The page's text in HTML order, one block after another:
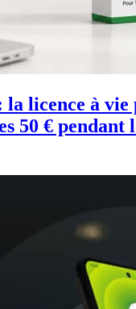
la licence à
50 € pendant